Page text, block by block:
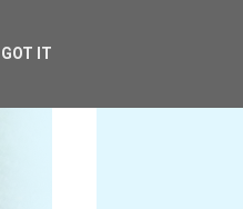
GOT IT